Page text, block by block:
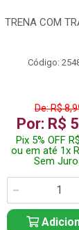
TRENA COM
Código:
De: R$
Por: R$
Pix 5% OFF
ou em até 1x
Sem